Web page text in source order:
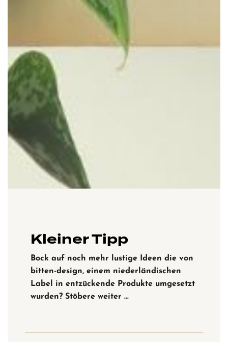
Kleiner Tipp
Bock auf noch mehr lustige Ideen die von
bitten-design, einem niederländischen
Label in entzückende Produkte umgesetzt
wurden? Stöbere weiter …